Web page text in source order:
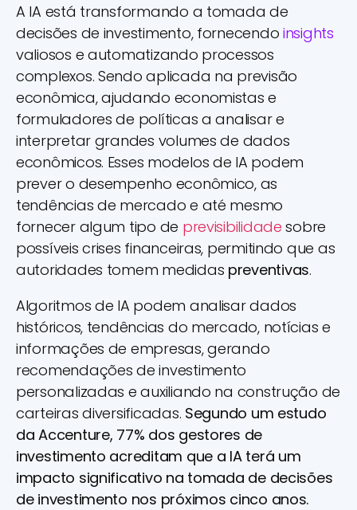
A IA está transformando a tomada de
decisões de investimento, fornecendoinsights
valiosos e automatizando processos
complexos. Sendo aplicada na previsão
econômica, ajudando economistas e
formuladores de políticas a analisar e
interpretar grandes volumes de dados
econômicos. Esses modelos de IA podem
prever o desempenho econômico, as
tendências de mercado e até mesmo
fornecer algum tipo de previsibilidadesobre
possíveis crises financeiras, permitindo que as
autoridades tomem medidas preventivas.
Algoritmos de IA podem analisar dados
históricos, tendências do mercado, notícias e
informações de empresas, gerando
recomendações de investimento
personalizadas e auxiliando na construção de
carteiras diversificadas. Segundo um estudo
da Accenture, 77% dos gestores de
investimento acreditam que a IA terá um
impacto significativo na tomada de decisões
de investimento nos próximos cinco anos.